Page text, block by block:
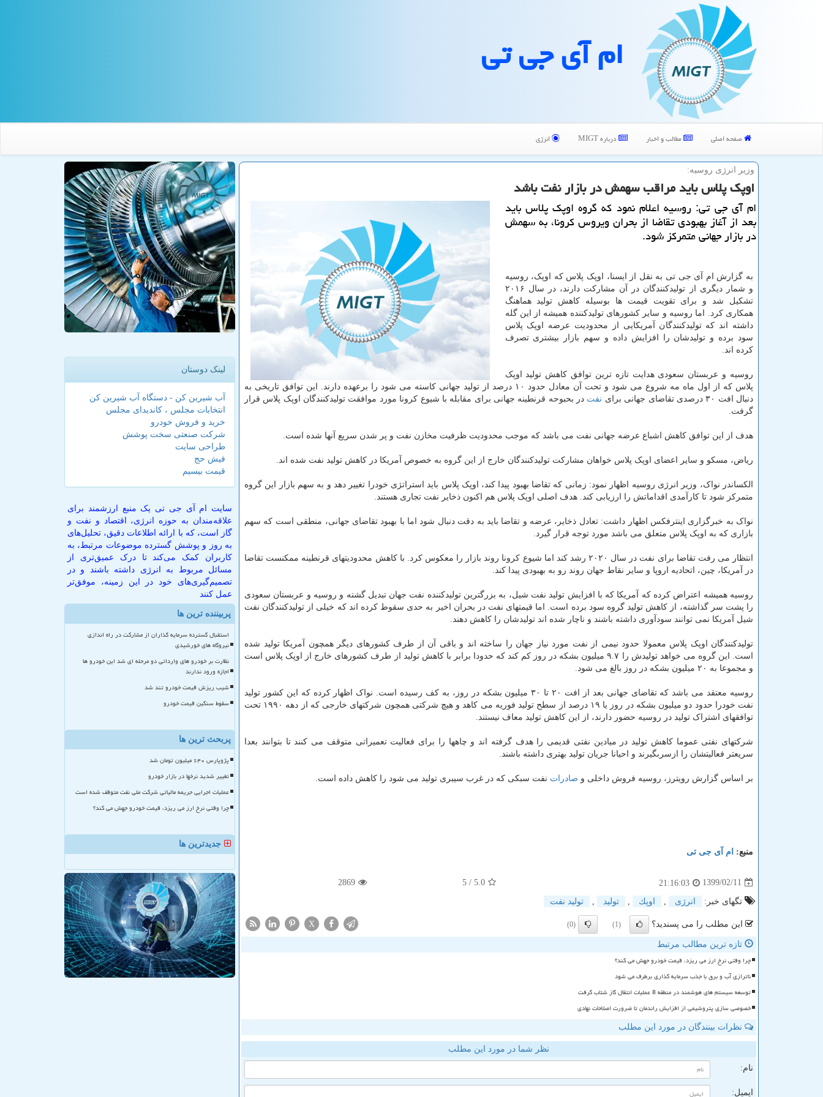
ام آی جی تی
صفحه اصلی مطالب و اخبار درباره MIGT انرژی
وزیر انرژی روسیه:
اوپك پلاس باید مراقب سهمش در بازار نفت باشد
ام آی جی تی: روسیه اعلام نمود كه گروه اوپك پلاس باید
بعد از آغاز بهبودی تقاضا از بحران ویروس كرونا، به سهمش
در بازار جهانی متمركز شود.
به گزارش ام آی جی تی به نقل از ایسنا، اوپک پلاس که اوپک، روسیه
و شمار دیگری از تولیدکنندگان در آن مشارکت دارند، در سال ۲۰۱۶
تشکیل شد و برای تقویت قیمت ها بوسیله کاهش تولید هماهنگ
همکاری کرد. اما روسیه و سایر کشورهای تولیدکننده همیشه از این گله
داشته اند که تولیدکنندگان آمریکایی از محدودیت عرضه اوپک پلاس
سود برده و تولیدشان را افزایش داده و سهم بازار بیشتری تصرف
کرده اند.
روسیه و عربستان سعودی هدایت تازه ترین توافق کاهش تولید اوپک
پلاس که از اول ماه مه شروع می شود و تحت آن معادل حدود ۱۰ درصد از تولید جهانی کاسته می شود را برعهده دارند. این توافق تاریخی به
دنبال افت ۳۰ درصدی تقاضای جهانی برای
نفت در بحبوحه قرنطینه جهانی برای مقابله با شیوع کرونا مورد موافقت تولیدکنندگان اوپک پلاس قرار
گرفت.
هدف از این توافق کاهش اشباع عرضه جهانی نفت می باشد که موجب محدودیت ظرفیت مخازن نفت و پر شدن سریع آنها شده است.
ریاض، مسکو و سایر اعضای اوپک پلاس خواهان مشارکت تولیدکنندگان خارج از این گروه به خصوص آمریکا در کاهش تولید نفت شده اند.
الکساندر نواک، وزیر انرژی روسیه اظهار نمود: زمانی که تقاضا بهبود پیدا کند، اوپک پلاس باید استراتژی خودرا تغییر دهد و به سهم بازار این گروه
متمرکز شود تا کارآمدی اقداماتش را ارزیابی کند. هدف اصلی اوپک پلاس هم اکنون ذخایر نفت تجاری هستند.
نواک به خبرگزاری اینترفکس اظهار داشت: تعادل ذخایر، عرضه و تقاضا باید به دقت دنبال شود اما با بهبود تقاضای جهانی، منطقی است که سهم
بازاری که به اوپک پلاس متعلق می باشد مورد توجه قرار گیرد.
انتظار می رفت تقاضا برای نفت در سال ۲۰۲۰ رشد کند اما شیوع کرونا روند بازار را معکوس کرد. با کاهش محدودیتهای قرنطینه ممکنست تقاضا
در آمریکا، چین، اتحادیه اروپا و سایر نقاط جهان روند رو به بهبودی پیدا کند.
روسیه همیشه اعتراض کرده که آمریکا که با افزایش تولید نفت شیل، به بزرگترین تولیدکننده نفت جهان تبدیل گشته و روسیه و عربستان سعودی
را پشت سر گذاشته، از کاهش تولید گروه سود برده است. اما قیمتهای نفت در بحران اخیر به حدی سقوط کرده اند که خیلی از تولیدکنندگان نفت
شیل آمریکا نمی توانند سودآوری داشته باشند و ناچار شده اند تولیدشان را کاهش دهند.
تولیدکنندگان اوپک پلاس معمولا حدود نیمی از نفت مورد نیاز جهان را ساخته اند و باقی آن از طرف کشورهای دیگر همچون آمریکا تولید شده
است. این گروه می خواهد تولیدش را ۹.۷ میلیون بشکه در روز کم کند که حدودا برابر با کاهش تولید از طرف کشورهای خارج از اوپک پلاس است
و مجموعا به ۲۰ میلیون بشکه در روز بالغ می شود.
روسیه معتقد می باشد که تقاضای جهانی بعد از افت ۲۰ تا ۳۰ میلیون بشکه در روز، به کف رسیده است. نواک اظهار کرده که این کشور تولید
نفت خودرا حدود دو میلیون بشکه در روز یا ۱۹ درصد از سطح تولید فوریه می کاهد و هیچ شرکتی همچون شرکتهای خارجی که از دهه ۱۹۹۰ تحت
توافقهای اشتراک تولید در روسیه حضور دارند، از این کاهش تولید معاف نیستند.
شرکتهای نفتی عموما کاهش تولید در میادین نفتی قدیمی را هدف گرفته اند و چاهها را برای فعالیت تعمیراتی متوقف می کنند تا بتوانند بعدا
سریعتر فعالیتشان را ازسربگیرند و احیانا جریان تولید بهتری داشته باشند.
بر اساس گزارش رویترز، روسیه فروش داخلی و صادرات نفت سبکی که در غرب سیبری تولید می شود را کاهش داده است.
منبع: ام آی جی تی
1399/02/11
21:16:03
5.0
/ 5
2869
تگهای خبر: انرژی اوپك تولید تولید نفت
این مطلب را می پسندید؟ (1)
(0)
X
تازه ترین مطالب مرتبط
چرا وقتی نرخ ارز می ریزد، قیمت خودرو جهش می کند؟
ناترازی آب و برق با جذب سرمایه گذاری برطرف می شود
توسعه سیستم های هوشمند در منطقه 8 عملیات انتقال گاز شتاب گرفت
خصوصی سازی پتروشیمی از افزایش راندمان تا ضرورت اصلاحات نهادی
نظرات بینندگان در مورد این مطلب
نظر شما در مورد این مطلب
نام:
ایمیل:
لینک دوستان
آب شیرین کن - دستگاه آب شیرین کن
انتخابات مجلس ، کاندیدای مجلس
خرید و فروش خودرو
شرکت صنعتی سخت پوشش
طراحی سایت
فیش حج
قیمت بیسیم
سایت ام آی جی تی یک منبع ارزشمند برای
علاقه‌مندان به حوزه انرژی، اقتصاد و نفت و
گاز است، که با ارائه اطلاعات دقیق، تحلیل‌های
به روز و پوشش گسترده موضوعات مرتبط، به
کاربران کمک می‌کند تا درک عمیق‌تری از
مسائل مربوط به انرژی داشته باشند و در
تصمیم‌گیری‌های خود در این زمینه، موفق‌تر
عمل کنند
پربیننده ترین ها
استقبال گسترده سرمایه گذاران از مشارکت در راه اندازی
نیروگاه های خورشیدی
نظارت بر خودرو های وارداتی دو مرحله ای شد این خودرو ها
اجازه ورود ندارند
شیب ریزش قیمت خودرو تند شد
سقوط سنگین قیمت خودرو
پربحث ترین ها
پژوپارس ۶۴۰ میلیون تومان شد
تغییر شدید نرخها در بازار خودرو
عملیات اجرایی جریمه مالیاتی شرکت ملی نفت متوقف شده است
چرا وقتی نرخ ارز می ریزد، قیمت خودرو جهش می کند؟
جدیدترین ها